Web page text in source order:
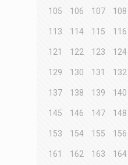
105 106 107 108
113 114 115 116
121 122 123 124
129 130 131 132
137 138 139 140
145 146 147 148
153 154 155 156
161 162 163 164